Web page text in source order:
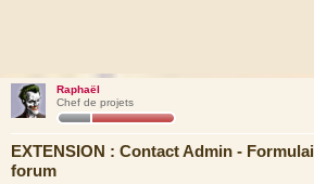
Raphaël
Chef de projets
EXTENSION : Contact Admin -
forum